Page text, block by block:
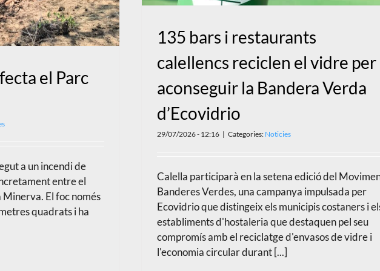
135 bars i restaurants
calellencs reciclen el vidre per
aconseguir la Bandera Verda
d’Ecovidrio
29/07/2026 - 12:16 | Categories: Noticies
Calella participarà en la setena edició del
Banderes Verdes, una campanya impulsada per
Ecovidrio que distingeix els municipis costaners i
establiments d'hostaleria que destaquen pel seu
compromís amb el reciclatge d'envasos de vidre i
l'economia circular durant [...]
el Parc
a un incendi de
entre el
Minerva. El foc només
quadrats i ha